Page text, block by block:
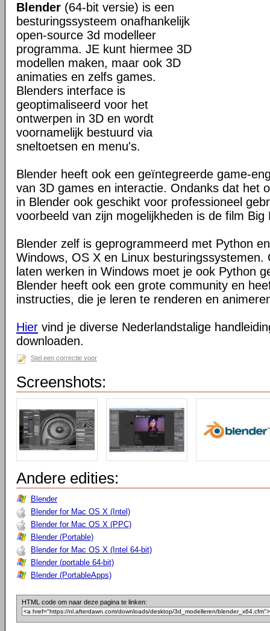
Blender (64-bit versie) is een
besturingssysteem onafhankelijk
open-source 3d modelleer
programma. JE kunt hiermee 3D
modellen maken, maar ook 3D
animaties en zelfs games.
Blenders interface is
geoptimaliseerd voor het
ontwerpen in 3D en wordt
voornamelijk bestuurd via
sneltoetsen en menu's.
Blender heeft ook een geïntegreerde game-
van 3D games en interactie. Ondanks dat het
in Blender ook geschikt voor professioneel
voorbeeld van zijn mogelijkheden is de film Big
Blender zelf is geprogrammeerd met Python
Windows, OS X en Linux besturingssystemen.
laten werken in Windows moet je ook Python
Blender heeft ook een grote community en
instructies, die je leren te renderen en
Hier vind je diverse Nederlandstalige
downloaden.
Stel een correctie voor
Screenshots:
Andere edities:
Blender
Blender for Mac OS X (Intel)
Blender for Mac OS X (PPC)
Blender (Portable)
Blender for Mac OS X (Intel 64-bit)
Blender (portable 64-bit)
Blender (PortableApps)
HTML code om naar deze pagina te linken: